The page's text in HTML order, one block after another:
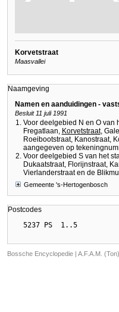
Korvetstraat
Maasvallei
Naamgeving
Namen en aanduidingen -
Besluit 11 juli 1991
Voor deelgebied N en O van
Fregatlaan, Korvetstraat,
Roeibootstraat, Kanostraat,
aangegeven op
Voor deelgebied S van het
Dukaatstraat, Florijnstraat,
Vierlanderstraat en de
Gemeente 's-Hertogenbosch
Postcodes
Bossche Encyclopedie | A.F.A.M.